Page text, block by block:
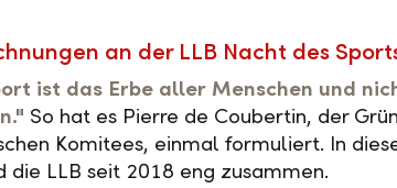
an der LLB Nacht des
ist das Erbe aller Menschen und
So hat es Pierre de Coubertin, der
Komitees, einmal formuliert. In
die LLB seit 2018 eng zusammen.